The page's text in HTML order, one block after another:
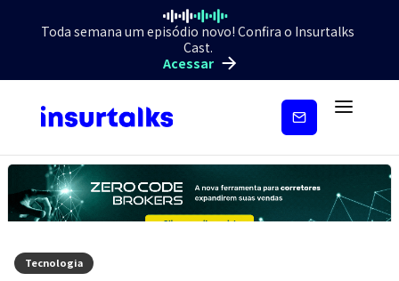
Toda semana um episódio novo! Confira o Insurtalks
Cast.
Acessar
Inscreva-
Tecnologia